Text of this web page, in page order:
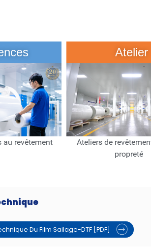
au revêtement
Atelier
Ateliers de
propreté
Du Film Sailage-DTF [PDF]